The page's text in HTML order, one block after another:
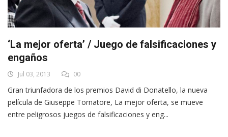
‘La mejor oferta’ / Juego de falsificaciones y
engaños
Jul 03, 2013 00
Gran triunfadora de los premios David di Donatello, la nueva
película de Giuseppe Tornatore, La mejor oferta, se mueve
entre peligrosos juegos de falsificaciones y eng...